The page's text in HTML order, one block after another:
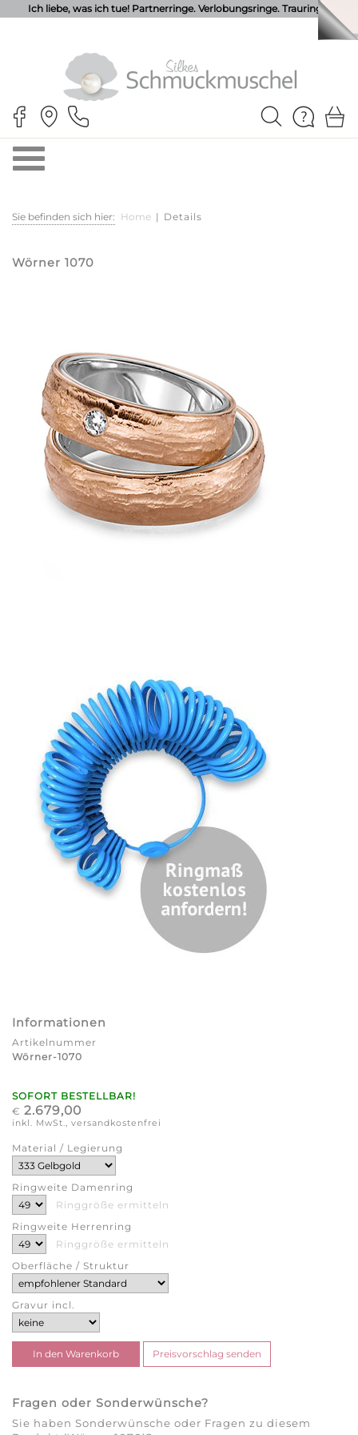
Ich liebe, was ich tue! Partnerringe. Verlobungsringe. Trauringe.
Sie befinden sich hier: Home | Details
Wörner 1070
Informationen
Artikelnummer
Wörner-1070
SOFORT BESTELLBAR!
€ 2.679,00
inkl. MwSt., versandkostenfrei
Material / Legierung
Ringweite Damenring
Ringgröße ermitteln
Ringweite Herrenring
Ringgröße ermitteln
Oberfläche / Struktur
Gravur incl.
Fragen oder Sonderwünsche?
Sie haben Sonderwünsche oder Fragen zu diesem